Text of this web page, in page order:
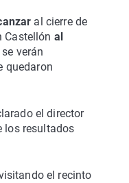
al cierre de
Castellón al
verán
quedaron
el director
los resultados
el recinto